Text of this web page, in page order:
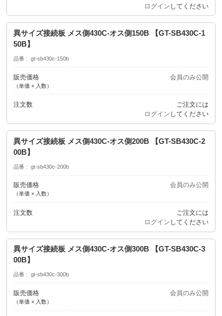
ログイン してください
異サイズ接続板 メス側430C-オス側150B 【GT-SB430C-1
50B】
品番 gt-sb430c-150b
販売価格
（単価 × 入数）
会員のみ公開
注文数
ご注文には
ログイン してください
異サイズ接続板 メス側430C-オス側200B 【GT-SB430C-2
00B】
品番 gt-sb430c-200b
販売価格
（単価 × 入数）
会員のみ公開
注文数
ご注文には
ログイン してください
異サイズ接続板 メス側430C-オス側300B 【GT-SB430C-3
00B】
品番 gt-sb430c-300b
販売価格
（単価 × 入数）
会員のみ公開